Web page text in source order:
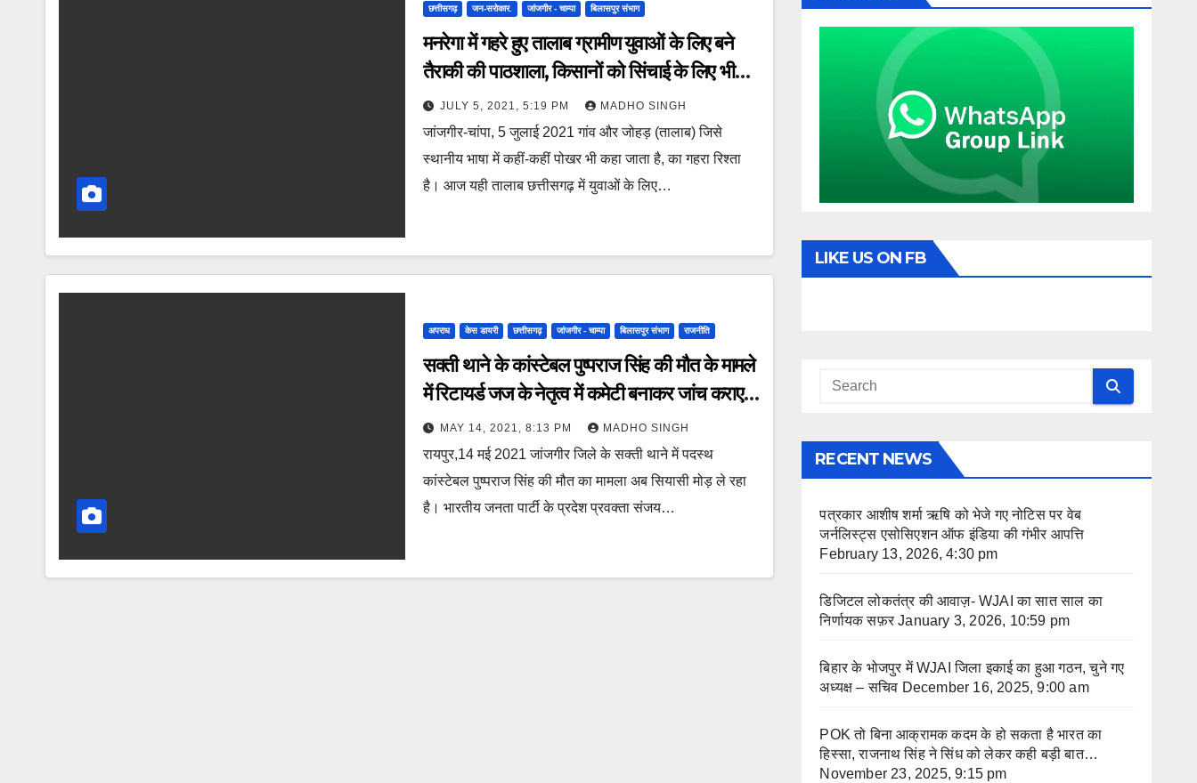
छत्तीसगढ़ जन-सरोकार. जांजगीर - चाम्पा बिलासपुर संभाग
मनरेगा में गहरे हुए तालाब ग्रामीण युवाओं के लिए बने
तैराकी की पाठशाला, किसानों को सिंचाई के लिए भी
मिल रहा भरपूर पानी।
JULY 5, 2021, 5:19 PM MADHO SINGH
जांजगीर-चांपा, 5 जुलाई 2021 गांव और जोहड़ (तालाब) जिसे
स्थानीय भाषा में कहीं-कहीं पोखर भी कहा जाता है, का गहरा रिश्ता
है। आज यही तालाब छत्तीसगढ़ में युवाओं के लिए…
अपराध केस डायरी छत्तीसगढ़ जांजगीर - चाम्पा बिलासपुर संभाग राजनीति
सक्ती थाने के कांस्टेबल पुष्पराज सिंह की मौत के मामले
में रिटायर्ड जज के नेतृत्व में कमेटी बनाकर जांच कराए
सरकार : भाजपा
MAY 14, 2021, 8:13 PM MADHO SINGH
रायपुर,14 मई 2021 जांजगीर जिले के सक्ती थाने में पदस्थ
कांस्टेबल पुष्पराज सिंह की मौत का मामला अब सियासी मोड़ ले रहा
है। भारतीय जनता पार्टी के प्रदेश प्रवक्ता संजय…
LIKE US ON FB
RECENT NEWS
पत्रकार आशीष शर्मा ऋषि को भेजे गए नोटिस पर वेब
जर्नलिस्ट्स एसोसिएशन ऑफ इंडिया की गंभीर आपत्ति
February 13, 2026, 4:30 pm
डिजिटल लोकतंत्र की आवाज़- WJAI का सात साल का
निर्णायक सफ़र January 3, 2026, 10:59 pm
बिहार के भोजपुर में WJAI जिला इकाई का हुआ गठन, चुने गए
अध्यक्ष – सचिव December 16, 2025, 9:00 am
POK तो बिना आक्रामक कदम के हो सकता है भारत का
हिस्सा, राजनाथ सिंह ने सिंध को लेकर कही बड़ी बात…
November 23, 2025, 9:15 pm